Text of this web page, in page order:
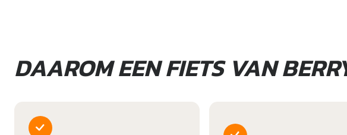
DAAROM EEN FIETS VAN